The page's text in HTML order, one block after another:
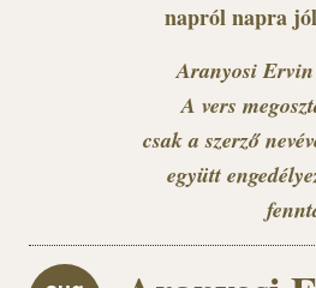
napról napra
Aranyosi
A vers
csak a szerző
együtt